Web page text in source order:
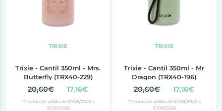
TRIXIE
Trixie - Cantil 350ml - Mrs.
Butterfly (TRX40-229)
20,60€ 17,16€
*Promoção válida de 01/08/2026 a
31/08/2026
TRIXIE
Trixie - Cantil 350ml - Mr
Dragon (TRX40-196)
20,60€ 17,16€
*Promoção válida de 01/08/2026 a
31/08/2026